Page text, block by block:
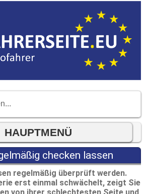
checken lassen
regelmäßig überprüft werden.
erst einmal schwächelt, zeigt Sie